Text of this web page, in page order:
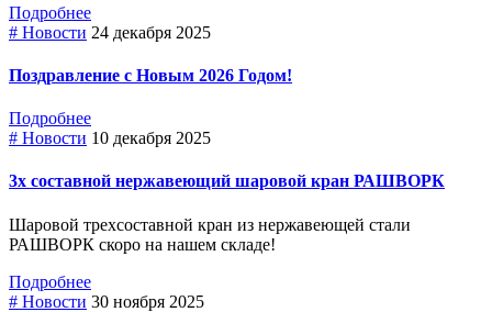
Подробнее
# Новости 24 декабря 2025
Поздравление с Новым 2026 Годом!
Подробнее
# Новости 10 декабря 2025
3х составной нержавеющий шаровой кран РАШВОРК
Шаровой трехсоставной кран из нержавеющей стали
РАШВОРК скоро на нашем складе!
Подробнее
# Новости 30 ноября 2025